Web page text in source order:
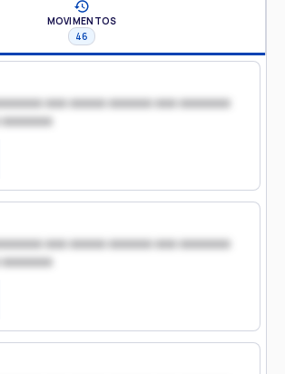
MOVIMENTOS
46
xxx xxxxx xxxxxx xxx xxxxxxx
xxx xxxxx xxxxxx xxx xxxxxxx